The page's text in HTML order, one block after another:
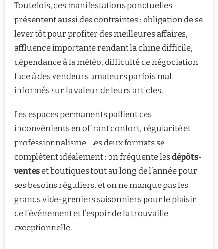
Toutefois, ces manifestations ponctuelles
présentent aussi des contraintes : obligation de se
lever tôt pour profiter des meilleures affaires,
affluence importante rendant la chine difficile,
dépendance à la météo, difficulté de négociation
face à des vendeurs amateurs parfois mal
informés sur la valeur de leurs articles.
Les espaces permanents pallient ces
inconvénients en offrant confort, régularité et
professionnalisme. Les deux formats se
complètent idéalement : on fréquente lesdépôts-
venteset boutiques tout au long de l’année pour
ses besoins réguliers, et on ne manque pas les
grands vide-greniers saisonniers pour le plaisir
de l’événement et l’espoir de la trouvaille
exceptionnelle.